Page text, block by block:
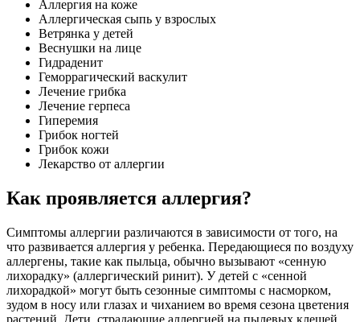
Аллергия на коже
Аллергическая сыпь у взрослых
Ветрянка у детей
Веснушки на лице
Гидраденит
Геморрагический васкулит
Лечение грибка
Лечение герпеса
Гиперемия
Грибок ногтей
Грибок кожи
Лекарство от аллергии
Как проявляется аллергия?
Симптомы аллергии различаются в зависимости от того, на
что развивается аллергия у ребенка. Передающиеся по воздуху
аллергены, такие как пыльца, обычно вызывают «сенную
лихорадку» (аллергический ринит). У детей с «сенной
лихорадкой» могут быть сезонные симптомы с насморком,
зудом в носу или глазах и чиханием во время сезона цветения
растений. Дети, страдающие аллергией на пылевых клещей,